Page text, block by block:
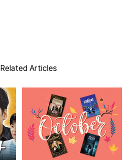
Related Articles